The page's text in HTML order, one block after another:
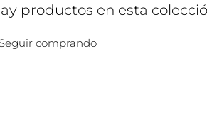
productos en esta
Seguir comprando